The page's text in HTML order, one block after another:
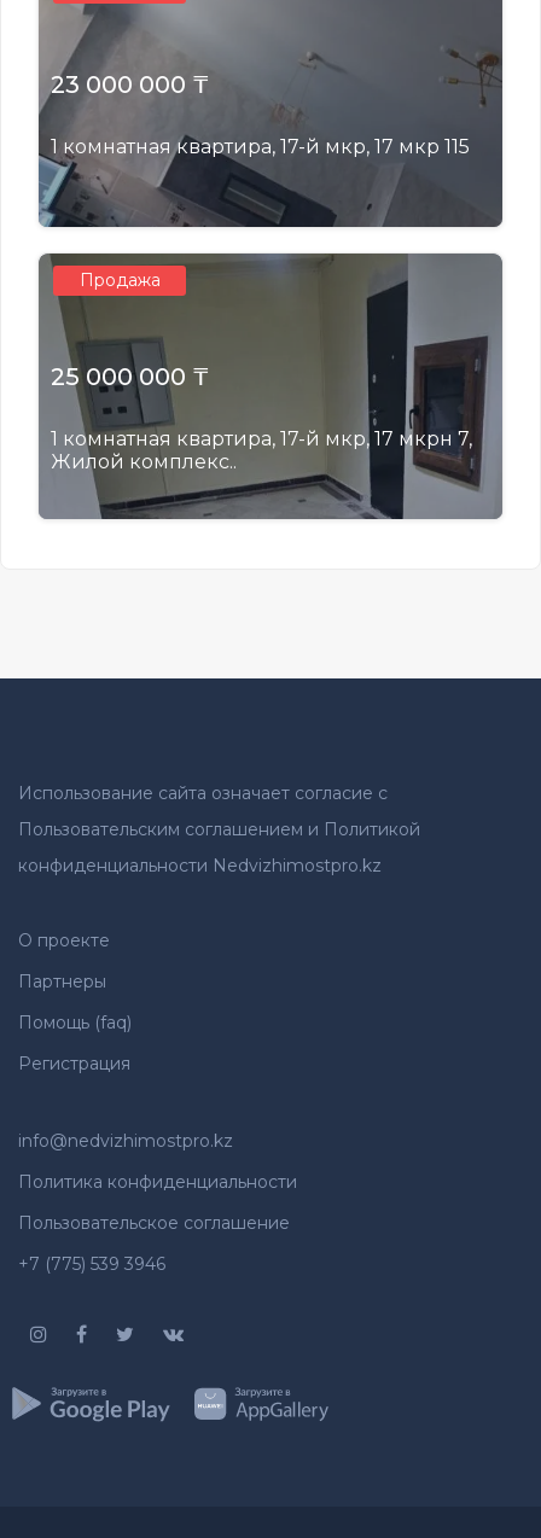
23 000 000 ₸
1 комнатная квартира, 17-й мкр, 17 мкр 115
Продажа
25 000 000 ₸
1 комнатная квартира, 17-й мкр, 17 мкрн 7,
Жилой комплекс..
Использование сайта означает согласие с
Пользовательским соглашением и Политикой
конфиденциальности Nedvizhimostpro.kz
О проекте
Партнеры
Помощь (faq)
Регистрация
info@nedvizhimostpro.kz
Политика конфиденциальности
Пользовательское соглашение
+7 (775) 539 3946